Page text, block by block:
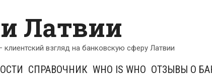
Латвии
клиентский взгляд на банковскую сферу Латвии
СПРАВОЧНИК WHO IS WHO ОТЗЫВЫ О